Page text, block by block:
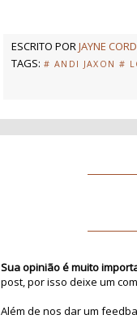
ESCRITO PORJAYNE
TAGS: # ANDI JAXON #
Sua opinião é muito
post, por isso deixe um
Além de nos dar um